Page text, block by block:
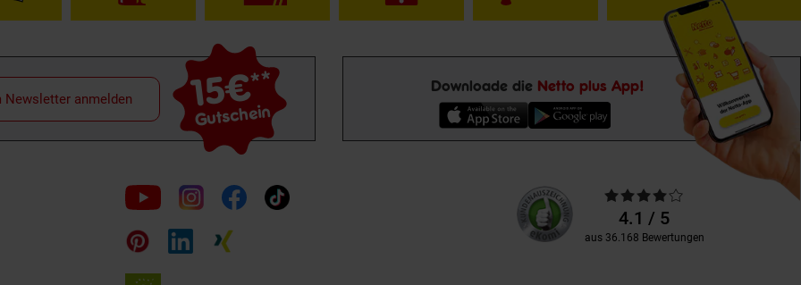
15€**
Gutschein
Newsletter anmelden
Downloade die Netto plus App!
Folge
uns
auf
Unsere
Kundenbewertungen
Durchschnittliche
Bewertungen4.1 / 5
aus 36.168 Bewertungen